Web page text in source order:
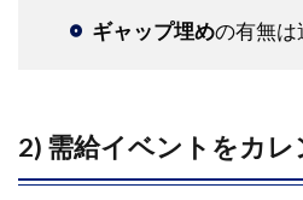
ギャップ埋めの有無は
2) 需給イベントをカレ